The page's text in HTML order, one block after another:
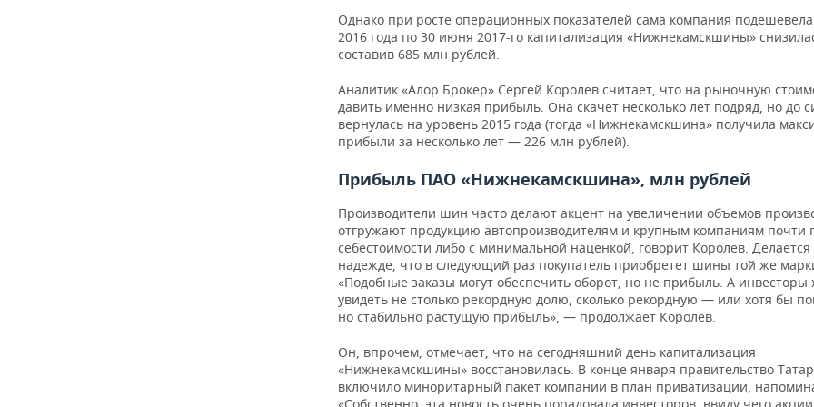
Однако при росте операционных показателей сама компания
2016 года по 30 июня 2017-го капитализация «Нижнекамскшины»
составив 685 млн рублей.
Аналитик «Алор Брокер» Сергей Королев считает, что на рыночную
давить именно низкая прибыль. Она скачет несколько лет подряд, но до
вернулась на уровень 2015 года (тогда «Нижнекамскшина» получила
прибыли за несколько лет — 226 млн рублей).
Прибыль ПАО «Нижнекамскшина», млн рублей
Производители шин часто делают акцент на увеличении объемов
отгружают продукцию автопроизводителям и крупным компаниям почти
себестоимости либо с минимальной наценкой, говорит Королев. Делается
надежде, что в следующий раз покупатель приобретет шины той же
«Подобные заказы могут обеспечить оборот, но не прибыль. А инвесторы
увидеть не столько рекордную долю, сколько рекордную — или хотя бы
но стабильно растущую прибыль», — продолжает Королев.
Он, впрочем, отмечает, что на сегодняшний день капитализация
«Нижнекамскшины» восстановилась. В конце января правительство
включило миноритарный пакет компании в план приватизации,